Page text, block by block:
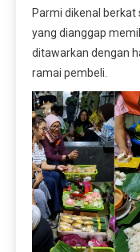
Parmi dikenal
yang dianggap
ditawarkan dengan
ramai pembeli.